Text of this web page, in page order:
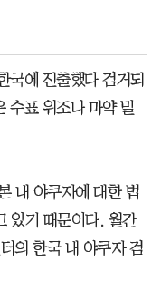
국에 진출했다 검거되
수표 위조나 마약 밀
내 야쿠자에 대한 법
있기 때문이다. 월간
의 한국 내 야쿠자 검